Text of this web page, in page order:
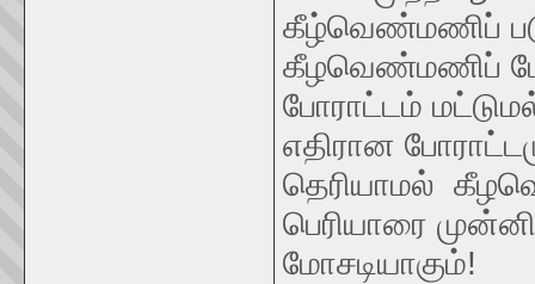
கீழ்வெண்மணிப்
கீழவெண்மணிப்
போராட்டம்
எதிரான
தெரியாமல்
பெரியாரை
மோசடியாகும்!